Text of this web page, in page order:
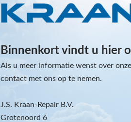
Binnenkort vindt u hier
Als u meer informatie wenst over
contact met ons op te nemen.
J.S. Kraan-Repair B.V.
Grotenoord 6